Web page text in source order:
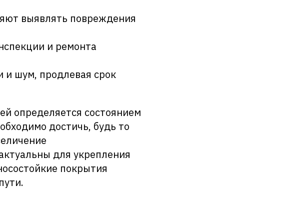
выявлять повреждения
и ремонта
шум, продлевая срок
определяется состоянием
достичь, будь то
для укрепления
покрытия